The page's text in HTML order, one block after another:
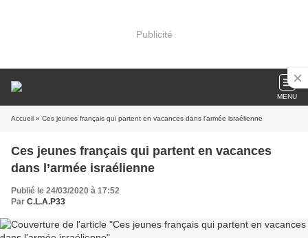
Publicité
MENU
Accueil » Ces jeunes français qui partent en vacances dans l’armée israélienne
Ces jeunes français qui partent en vacances
dans l’armée israélienne
Publié le 24/03/2020 à 17:52
Par C.L.A.P33